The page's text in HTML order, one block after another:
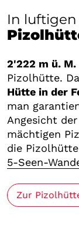
In
2'222 m ü. M.
Pizolhütte.
Hütte in der
man
Angesicht
mächtigen
die
5-Seen-
Zur